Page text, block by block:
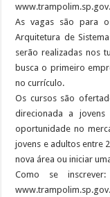
As vagas são para
Arquitetura de
serão realizadas nos
busca o primeiro
no currículo.
Os cursos são
direcionada a
oportunidade no
jovens e adultos entre
nova área ou iniciar
Como se